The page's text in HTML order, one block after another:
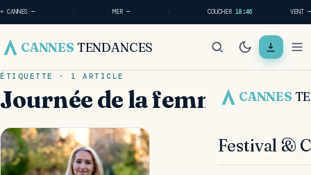
☀ CANNES — · MER— · COUCHER18:46 VENT —
CANNES TENDANCES
CANNES
Festival &
ÉTIQUETTE · 1 ARTICLE
Journée de la femme